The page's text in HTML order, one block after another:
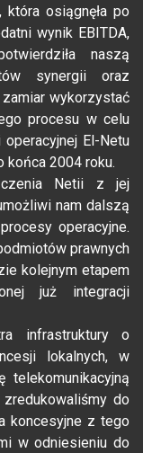
która osiągnęła po
wynik EBITDA,
naszą
synergii oraz
wykorzystać
procesu w celu
El-Netu
końca 2004 roku.
Netii z jej
nam dalszą
operacyjne.
prawnych
kolejnym etapem
już integracji
infrastruktury o
lokalnych, w
telekomunikacyjną
do
koncesyjne z tego
w odniesieniu do